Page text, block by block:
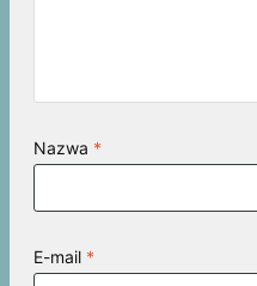
Nazwa *
E-mail *